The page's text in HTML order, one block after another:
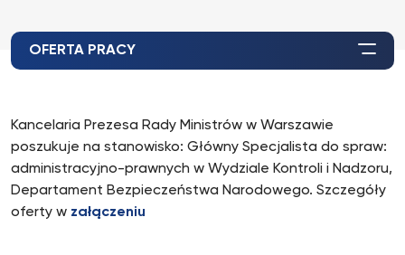
OFERTA PRACY
Kancelaria Prezesa Rady Ministrów w Warszawie
poszukuje na stanowisko: Główny Specjalista do spraw:
administracyjno-prawnych w Wydziale Kontroli i Nadzoru,
Departament Bezpieczeństwa Narodowego. Szczegóły
oferty w załączeniu